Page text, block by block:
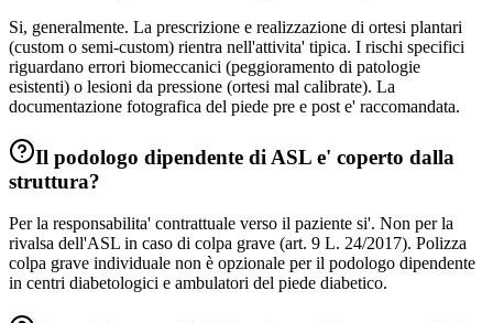
Si, generalmente. La prescrizione e realizzazione di ortesi plantari
(custom o semi-custom) rientra nell'attivita' tipica. I rischi specifici
riguardano errori biomeccanici (peggioramento di patologie
esistenti) o lesioni da pressione (ortesi mal calibrate). La
documentazione fotografica del piede pre e post e' raccomandata.
Il podologo dipendente di ASL e' coperto dalla
struttura?
Per la responsabilita' contrattuale verso il paziente si'. Non per la
rivalsa dell'ASL in caso di colpa grave (art. 9 L. 24/2017). Polizza
colpa grave individuale non è opzionale per il podologo dipendente
in centri diabetologici e ambulatori del piede diabetico.